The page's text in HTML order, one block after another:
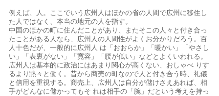
例えば、人。ここでいう広州人はほかの省の人間で広州に移住し
た人ではなく、本当の地元の人を指す。
中国のほかの町に住んだことがあり、またそこの人々と付き合っ
たことがある人なら、広州人の人間性がよくお分かりだろう。百
人十色だが、一般的に広州人 は「おおらか」「暖かい」「やさし
い」「表裏がない」「寛容」「腰が低い」などとよくいわれる。
広州人は基本的に政治にはあまり関心が高くない、おしゃべ りす
るより黙々と働く。昔から商売の町なので人と付き合う時、礼儀
と信用を重視する。商売上、広州人は自分が儲けさえあれば、相
手がどんなに儲かってもそ れは相手の「腕」だという考えを持っ